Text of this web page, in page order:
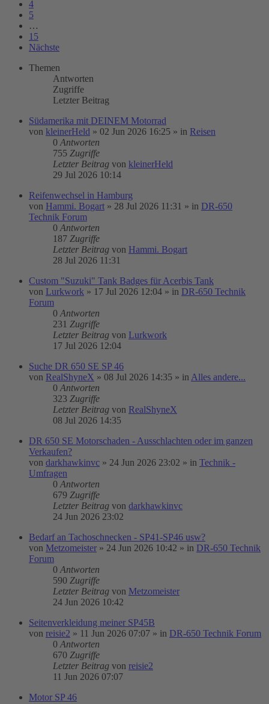
4
5
…
15
Nächste
Themen
Antworten
Zugriffe
Letzter Beitrag
Südamerika mit DEINEM Motorrad
von kleinerHeld » 02 Jun 2026 16:25 » in Reisen
0 Antworten
755 Zugriffe
Letzter Beitrag von kleinerHeld
29 Jul 2026 10:14
Reifenwechsel in Hamburg
von Hammi. Bogart » 28 Jul 2026 11:31 » in DR-650
Technik Forum
0 Antworten
187 Zugriffe
Letzter Beitrag von Hammi. Bogart
28 Jul 2026 11:31
Custom "Suzuki" Tank Badges für Acerbis Tank
von Lurkwork » 17 Jul 2026 12:04 » in DR-650 Technik
Forum
0 Antworten
231 Zugriffe
Letzter Beitrag von Lurkwork
17 Jul 2026 12:04
Suche DR 650 SE SP 46
von RealShyneX » 08 Jul 2026 14:35 » in Alles andere...
0 Antworten
323 Zugriffe
Letzter Beitrag von RealShyneX
08 Jul 2026 14:35
DR 650 SE Motorschaden - Ausschlachten oder im ganzen
Verkaufen?
von darkhawkinvc » 24 Jun 2026 23:02 » in Technik -
Umfragen
0 Antworten
679 Zugriffe
Letzter Beitrag von darkhawkinvc
24 Jun 2026 23:02
Bedarf an Tachoschnecken - SP41-SP46 usw?
von Metzomeister » 24 Jun 2026 10:42 » in DR-650 Technik
Forum
0 Antworten
590 Zugriffe
Letzter Beitrag von Metzomeister
24 Jun 2026 10:42
Seitenverkleidung meiner SP45B
von reisie2 » 11 Jun 2026 07:07 » in DR-650 Technik Forum
0 Antworten
670 Zugriffe
Letzter Beitrag von reisie2
11 Jun 2026 07:07
Motor SP 46